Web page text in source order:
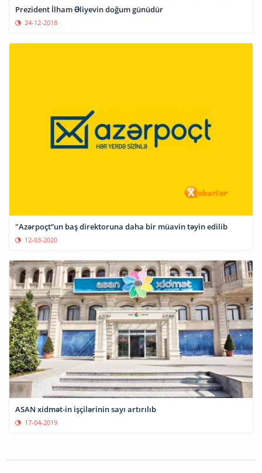
Prezident İlham Əliyevin doğum günüdür
24-12-2018
"Azərpoçt”un baş direktoruna daha bir müavin təyin edilib
12-03-2020
ASAN xidmət-in işçilərinin sayı artırılıb
17-04-2019